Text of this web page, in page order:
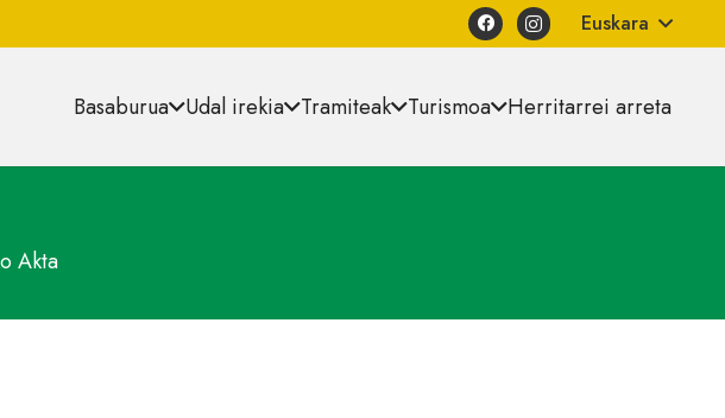
Euskara
Basaburua Udal irekia Tramiteak Turismoa Herritarrei arreta
Akta